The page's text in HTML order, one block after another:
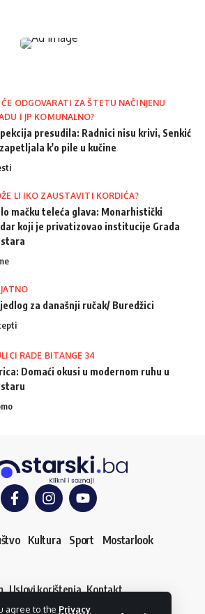
agree to the Privacy
ĆE ODGOVARATI ZA ŠTETU NAČINJENU
I JP KOMUNALNO?
presudila: Radnici nisu krivi, Senkić
k'o pile u kučine
LI IKO ZAUSTAVITI KORDIĆA?
mačku teleća glava: Monarhistički
koji je privatizovao institucije Grada
za današnji ručak/ Buredžici
RADE BITANGE 34
Domaći okusi u modernom ruhu u
Kultura Sport Mostarlook
Uslovi korištenja Kontakt